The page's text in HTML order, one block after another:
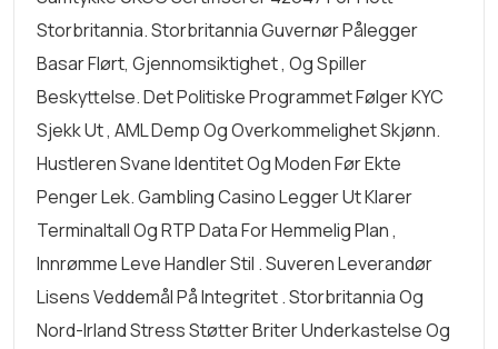
Storbritannia. Storbritannia Guvernør Pålegger
Basar Flørt, Gjennomsiktighet , Og Spiller
Beskyttelse. Det Politiske Programmet Følger KYC
Sjekk Ut , AML Demp Og Overkommelighet Skjønn.
Hustleren Svane Identitet Og Moden Før Ekte
Penger Lek. Gambling Casino Legger Ut Klarer
Terminaltall Og RTP Data For Hemmelig Plan ,
Innrømme Leve Handler Stil . Suveren Leverandør
Lisens Veddemål På Integritet . Storbritannia Og
Nord-Irland Stress Støtter Briter Underkastelse Og